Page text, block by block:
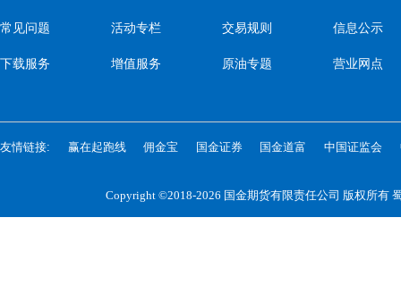
常见问题
下载服务
活动专栏
增值服务
交易规则
原油专题
信息公示
营业网点
友情链接: 赢在起跑线 佣金宝 国金证券 国金道富 中国证监会
Copyright ©2018-2026 国金期货有限责任公司 版权所有